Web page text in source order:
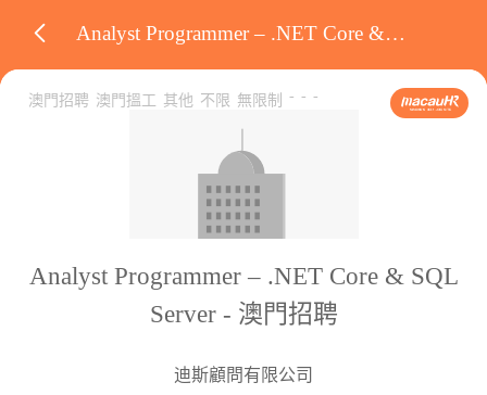
Analyst Programmer – .NET Core & SQL Server
澳門招聘 澳門搵工 其他 不限 無限制 - - -
Analyst Programmer – .NET Core & SQL
Server - 澳門招聘
迪斯顧問有限公司